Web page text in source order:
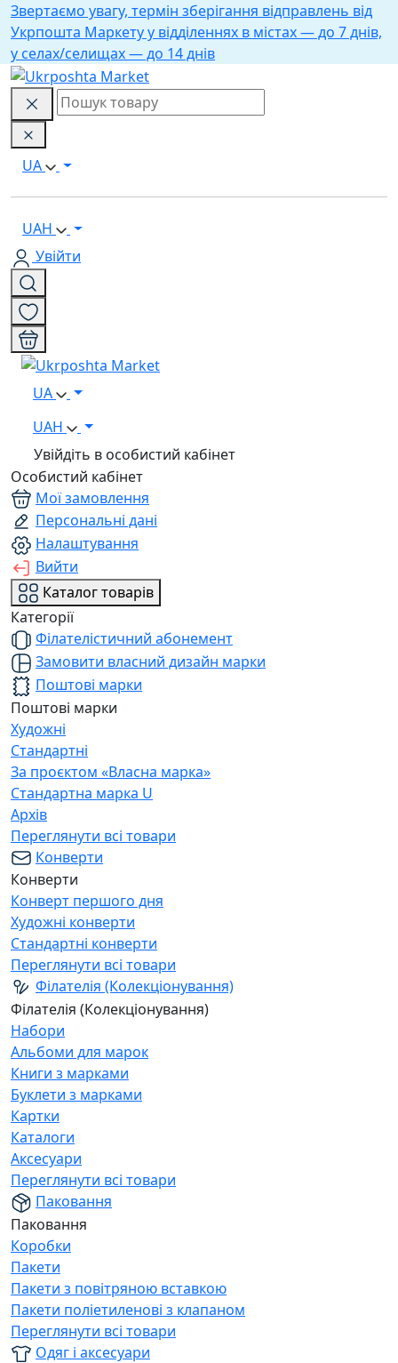
Звертаємо увагу, термін зберігання відправлень від
Укрпошта Маркету у відділеннях в містах — до 7 днів,
у селах/селищах — до 14 днів
UA
UAH
Увійти
UA
UAH
Увійдіть в особистий кабінет
Особистий кабінет
Мої замовлення
Персональні дані
Налаштування
Вийти
Каталог товарів
Категорії
Філателістичний абонемент
Замовити власний дизайн марки
Поштові марки
Поштові марки
Художні
Стандартні
За проєктом «Власна марка»
Стандартна марка U
Архів
Переглянути всі товари
Конверти
Конверти
Конверт першого дня
Художні конверти
Стандартні конверти
Переглянути всі товари
Філателія (Колекціонування)
Філателія (Колекціонування)
Набори
Альбоми для марок
Книги з марками
Буклети з марками
Картки
Каталоги
Аксесуари
Переглянути всі товари
Паковання
Паковання
Коробки
Пакети
Пакети з повітряною вставкою
Пакети поліетиленові з клапаном
Переглянути всі товари
Одяг і аксесуари